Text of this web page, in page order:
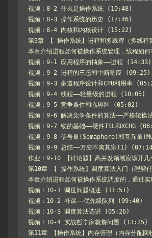
视频：8-2 什么是操作系统 (10:48)
视频：8-3 操作系统的历史 (17:46)
视频：8-4 内核和内核设计 (15:22)
第9章 【 操作系统】进程和多线程（多线
本章介绍进程如何被操作系统管理，线程如
视频：9-1 应用程序的抽象——进程 (14:33)
视频：9-2 进程的三态和中断响应 (09:25)
视频：9-3 多道程序设计和CPU利用率
视频：9-4 线程——轻量级的进程 (10:05)
视频：9-5 竞争条件和临界区 (05:02)
视频：9-6 解决竞争条件的算法——严格轮
视频：9-7 锁的基础——硬件TSL和XCHG
视频：9-8 信号量(Semaphore)和互斥量
视频：9-9 总结——万变不离其宗(1)
作业：9-10 【讨论题】高并发领域应该开几
第10章 【 操作系统】调度算法入门（理
本章介绍进程如何被操作系统调度的，通过
视频：10-1 调度问题概述 (11:51)
视频：10-2 补课——优先级队列 (09:40)
视频：10-3 调度算法选讲 (05:26)
视频：10-4 实战哲学家就餐问题 (13:25)
第11章 【操作系统】内存管理（内存分配